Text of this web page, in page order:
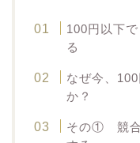
100円以下
る
なぜ今、
か？
その① 競合